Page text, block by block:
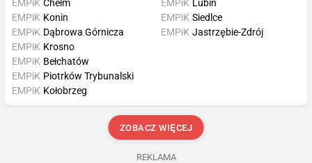
EMPiK Chełm
EMPiK Konin
EMPiK Dąbrowa Górnicza
EMPiK Lubin
EMPiK Siedlce
EMPiK Jastrzębie-Zdrój
EMPiK Krosno
EMPiK Bełchatów
EMPiK Piotrków Trybunalski
EMPiK Kołobrzeg
ZOBACZ WIĘCEJ
REKLAMA